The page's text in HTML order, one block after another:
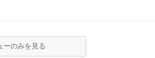
ーのみを見る